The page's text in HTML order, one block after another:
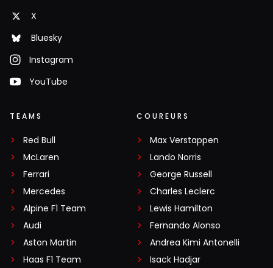
X
Bluesky
Instagram
YouTube
TEAMS
Red Bull
McLaren
Ferrari
Mercedes
Alpine F1 Team
Audi
Aston Martin
Haas F1 Team
COUREURS
Max Verstappen
Lando Norris
George Russell
Charles Leclerc
Lewis Hamilton
Fernando Alonso
Andrea Kimi Antonelli
Isack Hadjar